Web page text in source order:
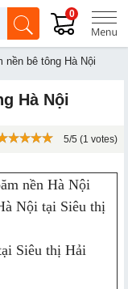
0
nền bê tông Hà Nội
Hà Nội
5/5 (1 votes)
nền Hà Nội
Nội tại Siêu thị
Siêu thị Hải